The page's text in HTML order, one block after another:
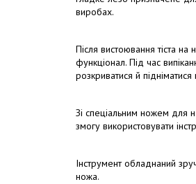
виробах.
Після вистоювання тіста
функціонал. Під час
розкриватися й
Зі спеціальним ножем для
змогу використовувати
Інструмент обладнаний
ножа.